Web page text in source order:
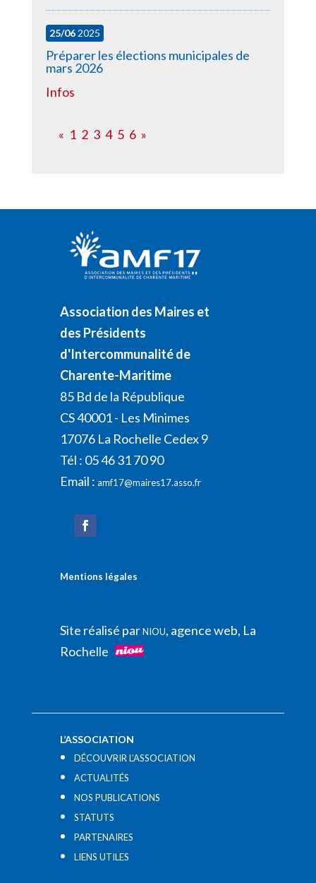
25/062025
Préparer les élections municipales de
mars 2026
Infos
« 1 2 3 4 5 6 »
Association des Maires et
des Présidents
d'Intercommunalité de
Charente-Maritime
85 Bd de la République
CS 40001 - Les Minimes
17076 La Rochelle Cedex 9
Tél : 05 46 31 70 90
Email : amf17@maires17.asso.fr
Mentions légales
Site réalisé parNIOU, agence web, La
Rochelle
L’ASSOCIATION
DÉCOUVRIR L’ASSOCIATION
ACTUALITÉS
NOS PUBLICATIONS
STATUTS
PARTENAIRES
LIENS UTILES​